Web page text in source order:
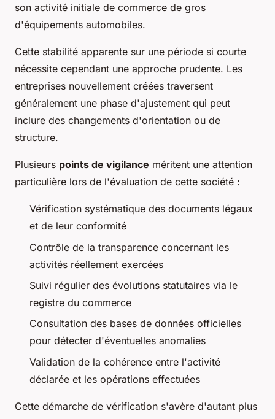
son activité initiale de commerce de gros
d'équipements automobiles.
Cette stabilité apparente sur une période si courte
nécessite cependant une approche prudente. Les
entreprises nouvellement créées traversent
généralement une phase d'ajustement qui peut
inclure des changements d'orientation ou de
structure.
Plusieurs points de vigilance méritent une attention
particulière lors de l'évaluation de cette société :
Vérification systématique des documents légaux
et de leur conformité
Contrôle de la transparence concernant les
activités réellement exercées
Suivi régulier des évolutions statutaires via le
registre du commerce
Consultation des bases de données officielles
pour détecter d'éventuelles anomalies
Validation de la cohérence entre l'activité
déclarée et les opérations effectuées
Cette démarche de vérification s'avère d'autant plus